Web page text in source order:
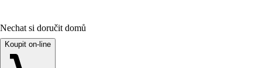
Nechat si doručit domů
Koupit on-line